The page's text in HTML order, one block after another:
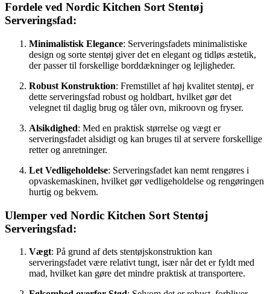
Fordele ved Nordic Kitchen Sort Stentøj
Serveringsfad:
Minimalistisk Elegance: Serveringsfadets minimalistiske
design og sorte stentøj giver det en elegant og tidløs æstetik,
der passer til forskellige borddækninger og lejligheder.
Robust Konstruktion: Fremstillet af høj kvalitet stentøj, er
dette serveringsfad robust og holdbart, hvilket gør det
velegnet til daglig brug og tåler ovn, mikroovn og fryser.
Alsikdighed: Med en praktisk størrelse og vægt er
serveringsfadet alsidigt og kan bruges til at servere forskellige
retter og anretninger.
Let Vedligeholdelse: Serveringsfadet kan nemt rengøres i
opvaskemaskinen, hvilket gør vedligeholdelse og rengøringen
hurtig og bekvem.
Ulemper ved Nordic Kitchen Sort Stentøj
Serveringsfad:
Vægt: På grund af dets stentøjskonstruktion kan
serveringsfadet være relativt tungt, især når det er fyldt med
mad, hvilket kan gøre det mindre praktisk at transportere.